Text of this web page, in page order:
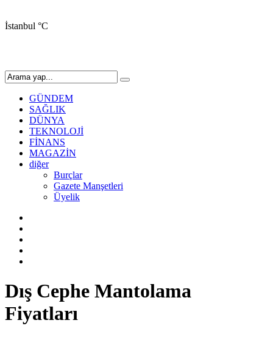
İstanbul °C
GÜNDEM
SAĞLIK
DÜNYA
TEKNOLOJİ
FİNANS
MAGAZİN
diğer
Burçlar
Gazete Manşetleri
Üyelik
Dış Cephe Mantolama
Fiyatları